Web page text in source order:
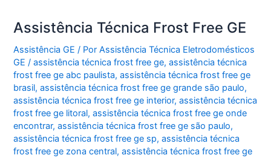
Assistência Técnica Frost Free GE
Assistência GE / PorAssistência Técnica Eletrodomésticos
GE/assistência técnica frost free ge,assistência técnica
frost free ge abc paulista,assistência técnica frost free ge
brasil,assistência técnica frost free ge grande são paulo,
assistência técnica frost free ge interior,assistência técnica
frost free ge litoral,assistência técnica frost free ge onde
encontrar,assistência técnica frost free ge são paulo,
assistência técnica frost free ge sp,assistência técnica
frost free ge zona central,assistência técnica frost free ge